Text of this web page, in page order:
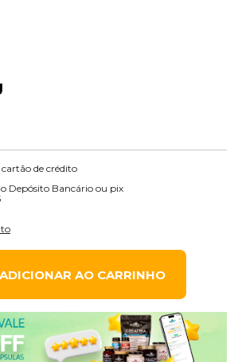
cartão de crédito
Depósito Bancário ou pix
ADICIONAR AO CARRINHO